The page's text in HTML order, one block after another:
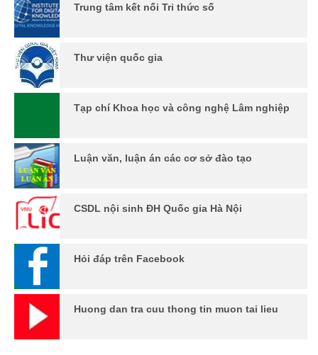
Trung tâm kết nối Tri thức số
Thư viện quốc gia
Tạp chí Khoa học và công nghệ Lâm nghiệp
Luận văn, luận án các cơ sở đào tạo
CSDL nội sinh ĐH Quốc gia Hà Nội
Hỏi đáp trên Facebook
Huong dan tra cuu thong tin muon tai lieu